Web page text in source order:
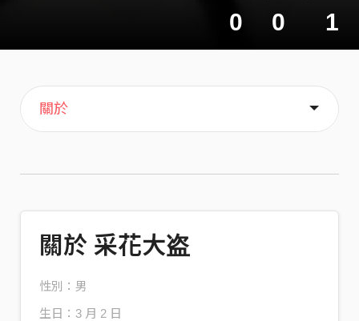
0 0 1
主頁
歌單
喜歡
關於
關於 采花大盗
性別：男
生日：3 月 2 日